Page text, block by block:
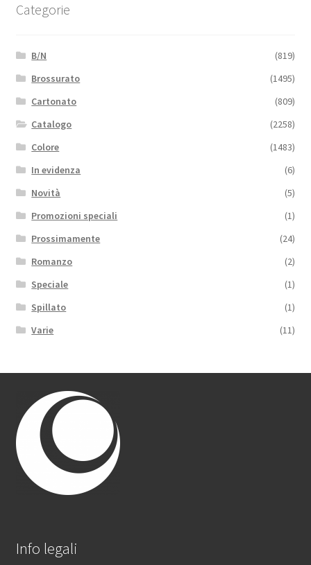
Categorie
B/N
(819)
Brossurato
(1495)
Cartonato
(809)
Catalogo
(2258)
Colore
(1483)
In evidenza
(6)
Novità
(5)
Promozioni speciali
(1)
Prossimamente
(24)
Romanzo
(2)
Speciale
(1)
Spillato
(1)
Varie
(11)
Info legali